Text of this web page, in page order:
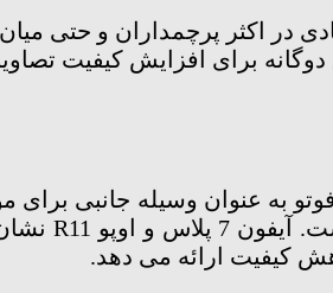
در اکثر پرچمداران و حتی
برای افزایش کیفیت
به عنوان وسیله جانبی برای
کیفیت ارائه می دهد.